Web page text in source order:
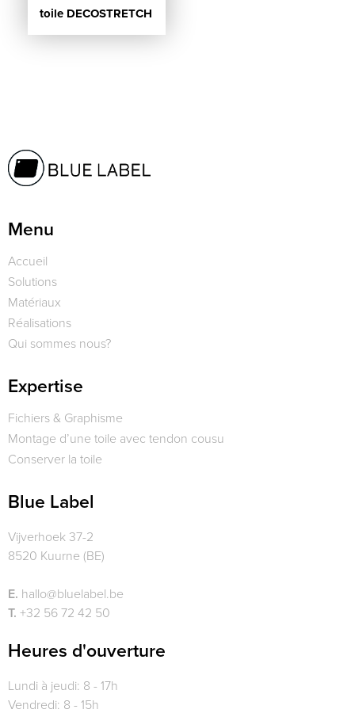
toile DECOSTRETCH
Menu
Accueil
Solutions
Matériaux
Réalisations
Qui sommes nous?
Expertise
Fichiers & Graphisme
Montage d’une toile avec tendon cousu
Conserver la toile
Blue Label
Vijverhoek 37-2
8520 Kuurne (BE)
E. hallo@bluelabel.be
T. +32 56 72 42 50
Heures d'ouverture
Lundi à jeudi: 8 - 17h
Vendredi: 8 - 15h